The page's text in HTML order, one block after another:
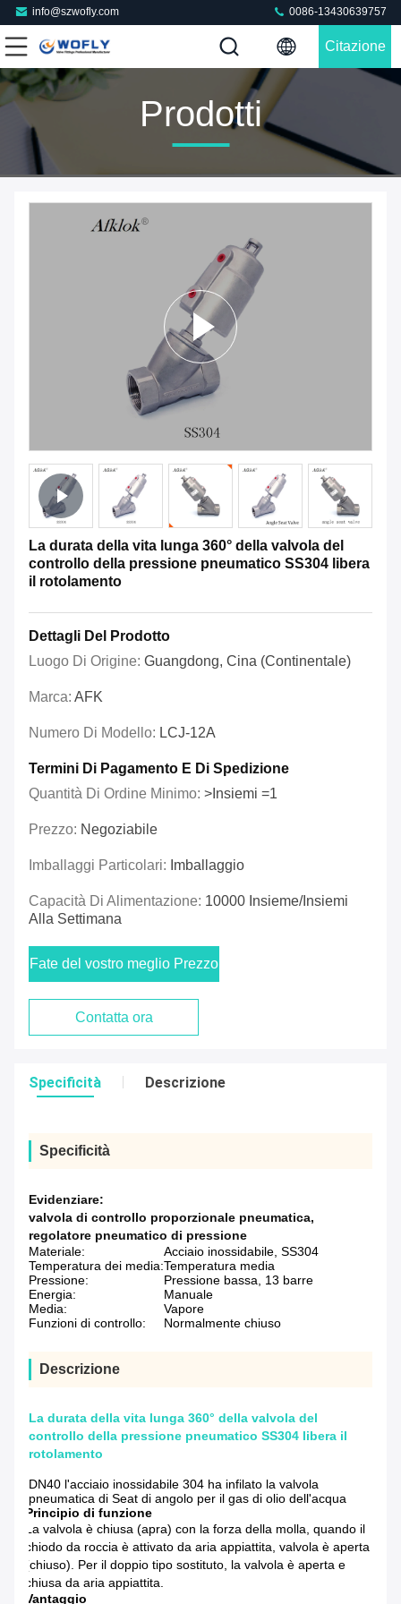
info@szwofly.com 0086-13430639757
Citazione
Prodotti
La durata della vita lunga 360° della valvola del
controllo della pressione pneumatico SS304 libera
il rotolamento
Dettagli Del Prodotto
Luogo Di Origine: Guangdong, Cina (continentale)
Marca: AFK
Numero Di Modello: LCJ-12A
Termini Di Pagamento E Di Spedizione
Quantità Di Ordine Minimo: >Insiemi =1
Prezzo: Negoziabile
Imballaggi Particolari: Imballaggio
Capacità Di Alimentazione: 10000 Insieme/insiemi
Alla Settimana
Fate del vostro meglio Prezzo
Contatta ora
Specificità Descrizione
Specificità
Evidenziare:
valvola di controllo proporzionale pneumatica,
regolatore pneumatico di pressione
Materiale:
Acciaio inossidabile, SS304
Temperatura dei media:Temperatura media
Pressione:
Pressione bassa, 13 barre
Energia:
Manuale
Media:
Vapore
Funzioni di controllo:
Normalmente chiuso
Descrizione
La durata della vita lunga 360° della valvola del
controllo della pressione pneumatico SS304 libera il
rotolamento
DN40 l'acciaio inossidabile 304 ha infilato la valvola
pneumatica di Seat di angolo per il gas di olio dell'acqua
Principio di funzione
La valvola è chiusa (apra) con la forza della molla, quando il
chiodo da roccia è attivato da aria appiattita, valvola è aperta
(chiuso). Per il doppio tipo sostituto, la valvola è aperta e
chiusa da aria appiattita.
Vantaggio